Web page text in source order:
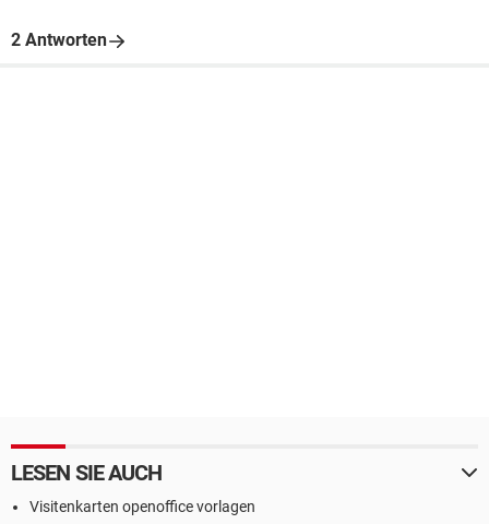
2 Antworten
LESEN SIE AUCH
Visitenkarten openoffice vorlagen